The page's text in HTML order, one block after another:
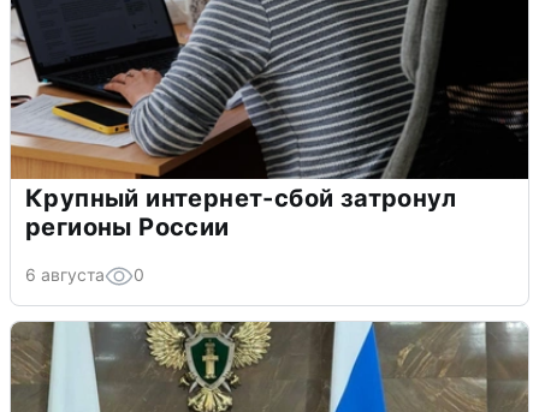
Крупный интернет-сбой затронул
регионы России
6 августа 0